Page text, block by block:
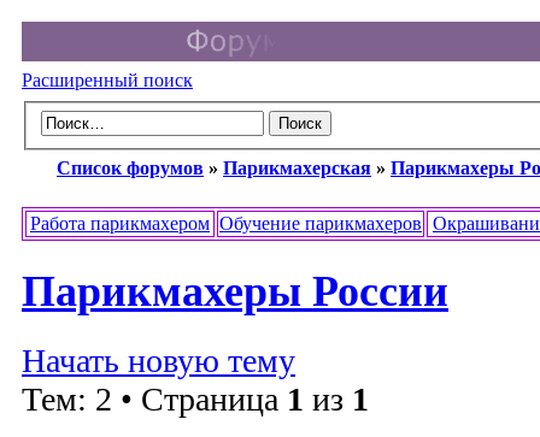
Расширенный поиск
Список форумов » Парикмахерская » Парикмахеры
Работа парикмахером Обучение парикмахеров
Парикмахеры России
Начать новую тему
Тем: 2 • Страница 1 из 1